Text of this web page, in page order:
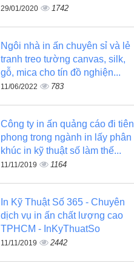
29/01/2020 1742
Ngôi nhà in ấn chuyên sỉ và lẻ
tranh treo tường canvas, silk,
gỗ, mica cho tín đồ nghiện...
11/06/2022 783
Công ty in ấn quảng cáo đi tiên
phong trong ngành in lấy phân
khúc in kỹ thuật số làm thế...
11/11/2019 1164
In Kỹ Thuật Số 365 - Chuyên
dịch vụ in ấn chất lượng cao
TPHCM - InKyThuatSo
11/11/2019 2442